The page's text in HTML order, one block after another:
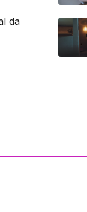
da
aoao